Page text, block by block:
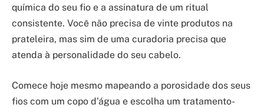
química do seu fio e a assinatura de um ritual
consistente. Você não precisa de vinte produtos na
prateleira, mas sim de uma curadoria precisa que
atenda à personalidade do seu cabelo.
Comece hoje mesmo mapeando a porosidade dos seus
fios com um copo d’água e escolha um tratamento-